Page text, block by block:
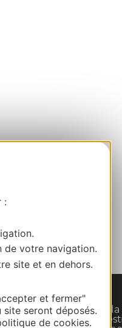
:
de votre navigation.
site et en dehors.
et fermer"
seront déposés.
de cookies.
Inscrivez-vous à
d'information